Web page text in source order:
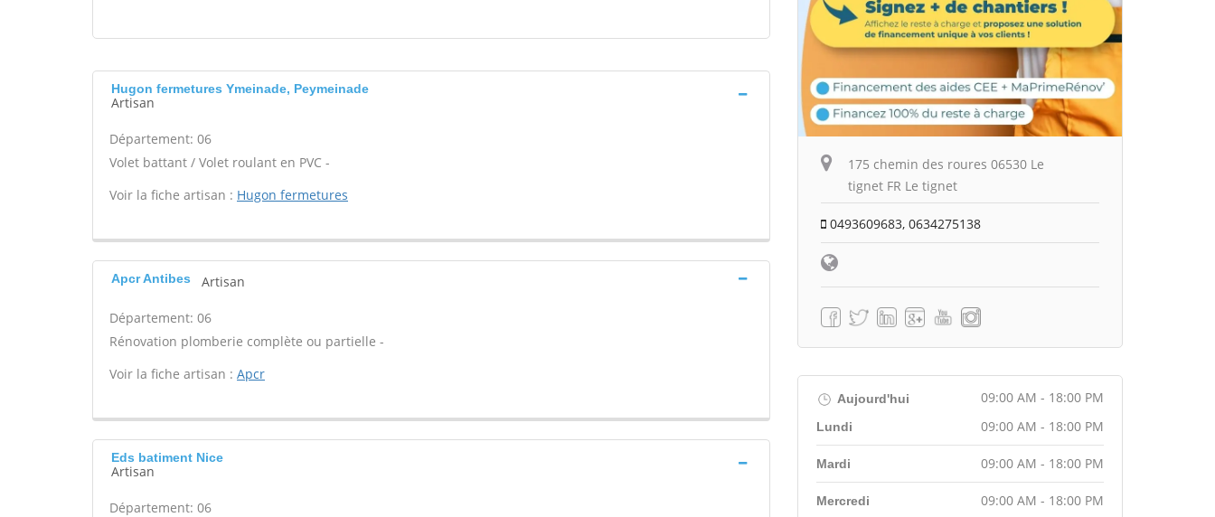
Hugon fermetures Ymeinade, Peymeinade
Artisan
Département: 06
Volet battant / Volet roulant en PVC -
Voir la fiche artisan : Hugon fermetures
Apcr Antibes Artisan
Département: 06
Rénovation plomberie complète ou partielle -
Voir la fiche artisan : Apcr
Eds batiment Nice
Artisan
Département: 06
175 chemin des roures 06530 Le
tignet FR Le tignet
0493609683, 0634275138
Aujourd'hui 09:00 AM - 18:00 PM
Lundi 09:00 AM - 18:00 PM
Mardi 09:00 AM - 18:00 PM
Mercredi 09:00 AM - 18:00 PM